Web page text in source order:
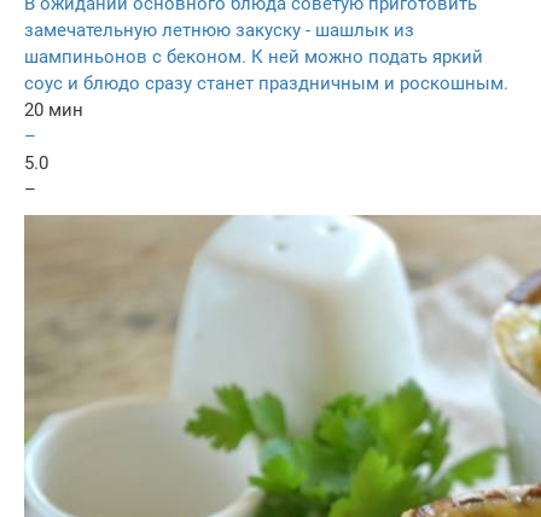
замечательную летнюю закуску - шашлык из
шампиньонов с беконом. К ней можно подать яркий
соус и блюдо сразу станет праздничным и роскошным.
20 мин
–
5.0
–